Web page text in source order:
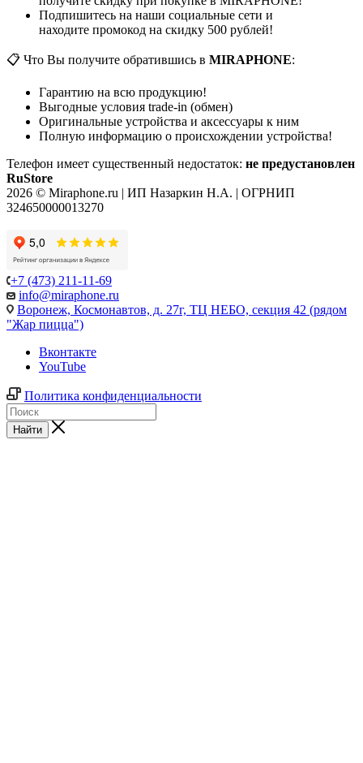
Подпишитесь на наши социальные сети и
находите промокод на скидку 500 рублей!
📋 Что Вы получите обратившись в MIRAPHONE:
Гарантию на всю продукцию!
Выгодные условия trade-in (обмен)
Оригинальные устройства и аксессуары к ним
Полную информацию о происхождении устройства!
Телефон имеет существенный недостаток: не предустановлен
RuStore
2026 © Miraphone.ru | ИП Назаркин Н.А. | ОГРНИП
324650000013270
+7 (473) 211-11-69
info@miraphone.ru
Воронеж, Космонавтов, д. 27г, ТЦ НЕБО, секция 42 (рядом
"Жар пицца")
Вконтакте
YouTube
Политика конфиденциальности
Найти